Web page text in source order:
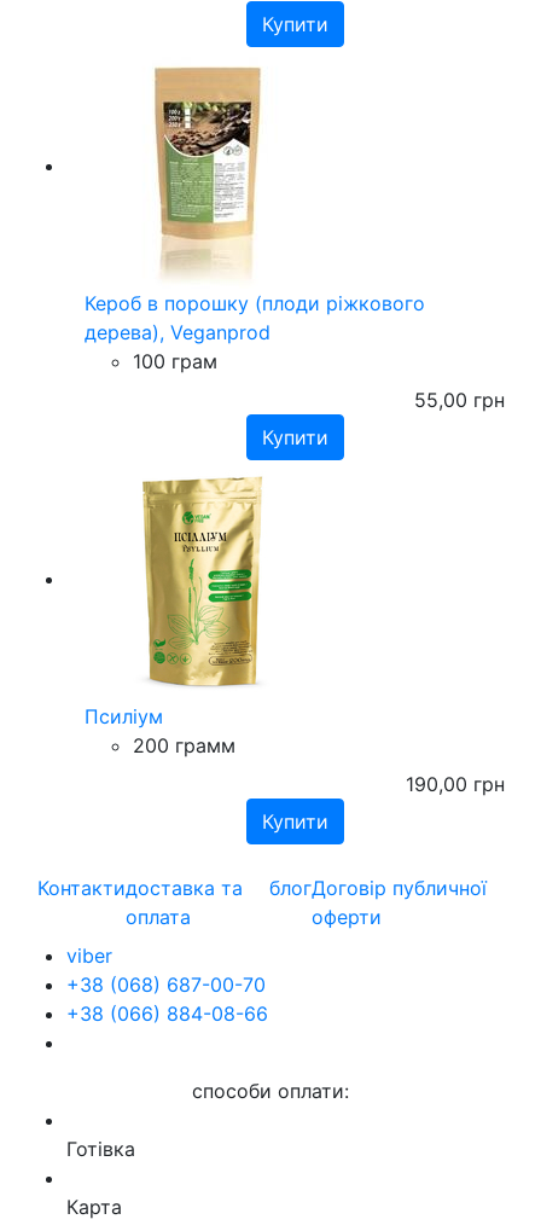
Кероб в порошку (плоди ріжкового
дерева), Veganprod
100 грам
55,00 грн
Псиліум
200 грамм
190,00 грн
Контактидоставка та
оплата
блогДоговір публичної
оферти
viber
+38 (068) 687-00-70
+38 (066) 884-08-66
способи оплати:
Готівка
Карта